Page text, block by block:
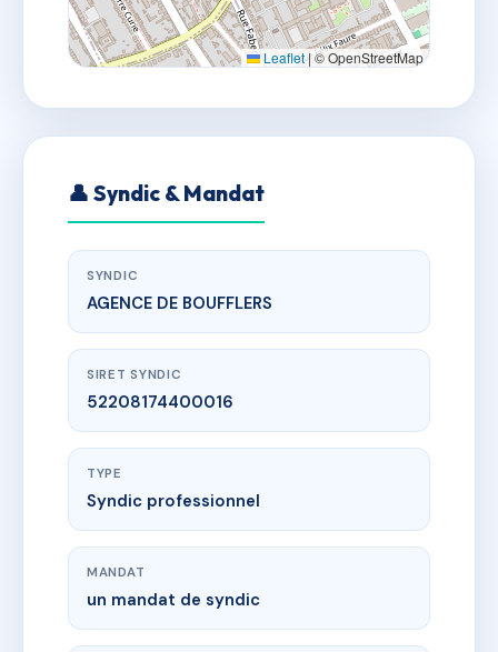
Leaflet|© OpenStreetMap
👤 Syndic & Mandat
SYNDIC
AGENCE DE BOUFFLERS
SIRET SYNDIC
52208174400016
TYPE
Syndic professionnel
MANDAT
un mandat de syndic